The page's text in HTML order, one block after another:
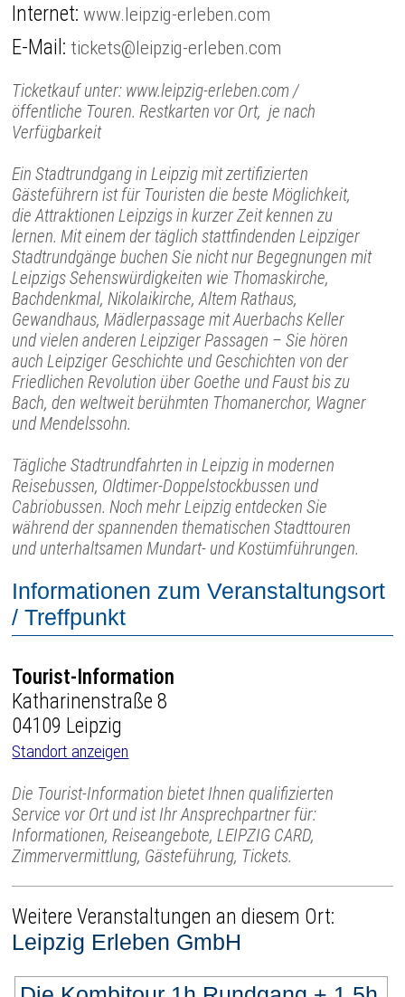
Internet:www.leipzig-erleben.com
E-Mail: tickets@leipzig-erleben.com
Ticketkauf unter: www.leipzig-erleben.com /
öffentliche Touren. Restkarten vor Ort, je nach
Verfügbarkeit
Ein Stadtrundgang in Leipzig mit zertifizierten
Gästeführern ist für Touristen die beste Möglichkeit,
die Attraktionen Leipzigs in kurzer Zeit kennen zu
lernen. Mit einem der täglich stattfindenden Leipziger
Stadtrundgänge buchen Sie nicht nur Begegnungen mit
Leipzigs Sehenswürdigkeiten wie Thomaskirche,
Bachdenkmal, Nikolaikirche, Altem Rathaus,
Gewandhaus, Mädlerpassage mit Auerbachs Keller
und vielen anderen Leipziger Passagen – Sie hören
auch Leipziger Geschichte und Geschichten von der
Friedlichen Revolution über Goethe und Faust bis zu
Bach, den weltweit berühmten Thomanerchor, Wagner
und Mendelssohn.
Tägliche Stadtrundfahrten in Leipzig in modernen
Reisebussen, Oldtimer-Doppelstockbussen und
Cabriobussen. Noch mehr Leipzig entdecken Sie
während der spannenden thematischen Stadttouren
und unterhaltsamen Mundart- und Kostümführungen.
Informationen zum Veranstaltungsort
/ Treffpunkt
Tourist-Information
Katharinenstraße 8
04109 Leipzig
Standort anzeigen
Die Tourist-Information bietet Ihnen qualifizierten
Service vor Ort und ist Ihr Ansprechpartner für:
Informationen, Reiseangebote, LEIPZIG CARD,
Zimmervermittlung, Gästeführung, Tickets.
Weitere Veranstaltungen an diesem Ort:
Leipzig Erleben GmbH